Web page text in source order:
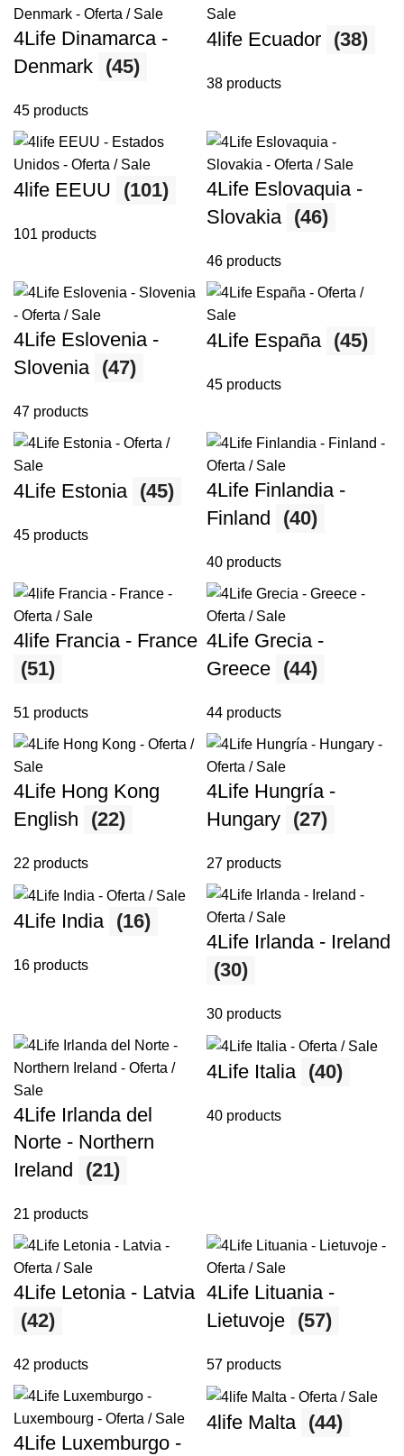
4Life Dinamarca -
Denmark (45)
45 products
4life Ecuador (38)
38 products
4life EEUU (101)
101 products
4Life Eslovaquia -
Slovakia (46)
46 products
4Life Eslovenia -
Slovenia (47)
47 products
4Life España (45)
45 products
4Life Estonia (45)
45 products
4Life Finlandia -
Finland
(40)
40 products
4life Francia - France
(51)
51 products
4Life Grecia -
Greece (44)
44 products
4Life Hong Kong
English
(22)
22 products
4Life Hungría -
Hungary (27)
27 products
4Life India (16)
16 products
4Life Irlanda - Ireland
(30)
30 products
4Life Irlanda del
Norte - Northern
Ireland
(21)
21 products
4Life Italia (40)
40 products
4Life Letonia - Latvia
(42)
42 products
4Life Lituania -
Lietuvoje (57)
57 products
4Life Luxemburgo -
4life Malta (44)